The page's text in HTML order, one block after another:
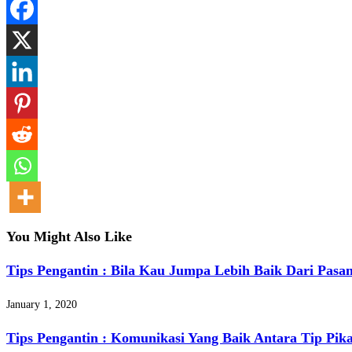
Share
You Might Also Like
Tips Pengantin : Bila Kau Jumpa Lebih Baik Dari
January 1, 2020
Tips Pengantin : Komunikasi Yang Baik Antara Tip